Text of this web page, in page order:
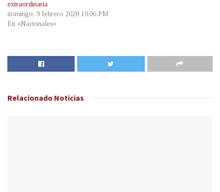
extraordinaria
domingo, 9 febrero 2020 10:06 PM
En «Nacionales»
Relacionado Noticias